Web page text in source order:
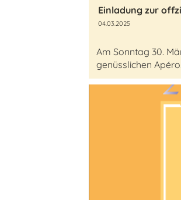
Einladung zur
04.03.2025
Am Sonntag 30.
genüsslichen Apéro.